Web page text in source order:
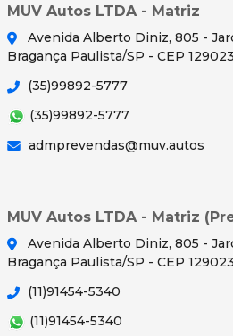
MUV Autos LTDA - Matriz
Avenida Alberto Diniz, 805 -
Bragança Paulista/SP - CEP
(35)99892-5777
(35)99892-5777
admprevendas@muv.autos
MUV Autos LTDA - Matriz
Avenida Alberto Diniz, 805 -
Bragança Paulista/SP - CEP
(11)91454-5340
(11)91454-5340